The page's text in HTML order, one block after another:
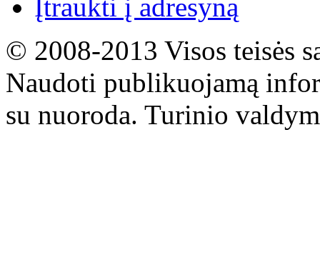
Įtraukti į adresyną
© 2008-2013 Visos teisės
Naudoti publikuojamą
su nuoroda. Turinio